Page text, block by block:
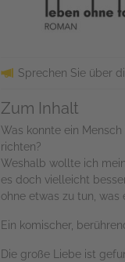
Sprechen Sie über
Zum Inhalt
Was konnte ein
richten?
Weshalb wollte ich
es doch vielleicht
ohne etwas zu tun, was
Ein komischer,
Die große Liebe ist